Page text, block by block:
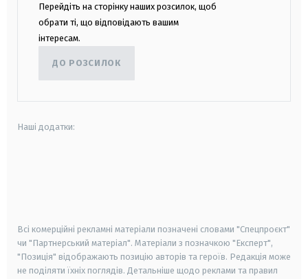
Перейдіть на сторінку наших розсилок, щоб
обрати ті, що відповідають вашим
інтересам.
ДО РОЗСИЛОК
Наші додатки:
Всі комерційні рекламні матеріали позначені словами "Спецпроєкт"
чи "Партнерський матеріал". Матеріали з позначкою "Експерт",
"Позиція" відображають позицію авторів та героїв. Редакція може
не поділяти їхніх поглядів. Детальніше щодо реклами та правил